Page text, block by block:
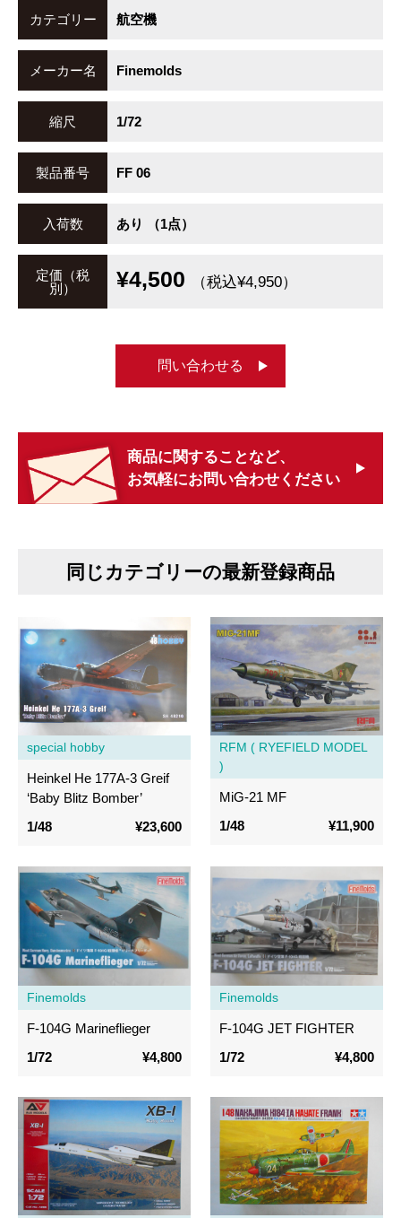
カテゴリー 航空機
メーカー名 Finemolds
縮尺 1/72
製品番号 FF 06
入荷数 あり （1点）
定価（税
別）
¥4,500 （税込¥4,950）
問い合わせる
商品に関することなど、
お気軽にお問い合わせください
同じカテゴリーの最新登録商品
special hobby
Heinkel He 177A-3 Greif
‘Baby Blitz Bomber’
1/48
¥23,600
RFM ( RYEFIELD MODEL
)
MiG-21 MF
1/48
¥11,900
Finemolds
F-104G Marineflieger
1/72
¥4,800
Finemolds
F-104G JET FIGHTER
1/72
¥4,800